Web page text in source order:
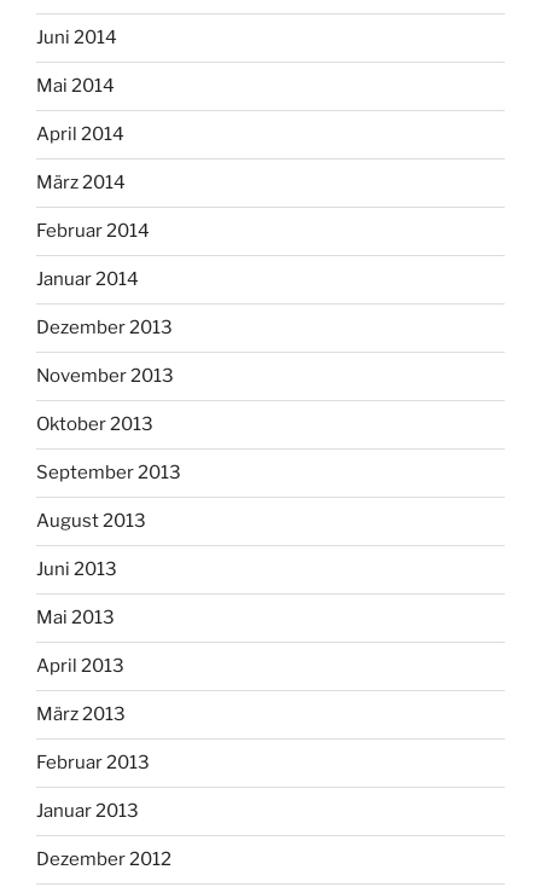
Juni 2014
Mai 2014
April 2014
März 2014
Februar 2014
Januar 2014
Dezember 2013
November 2013
Oktober 2013
September 2013
August 2013
Juni 2013
Mai 2013
April 2013
März 2013
Februar 2013
Januar 2013
Dezember 2012